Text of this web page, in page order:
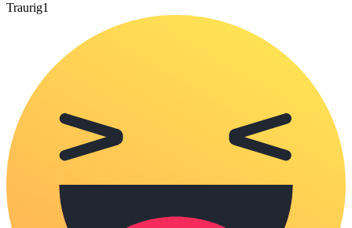
Traurig1